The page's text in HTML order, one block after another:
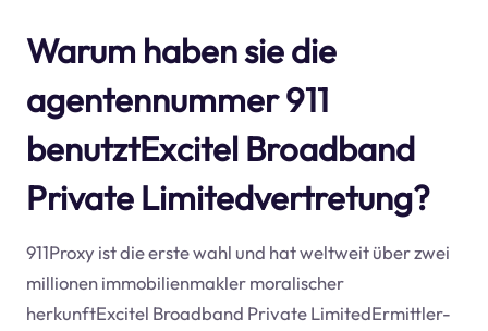
Warum haben sie die
agentennummer 911
benutztExcitel Broadband
Private Limitedvertretung?
911Proxy ist die erste wahl und hat weltweit über zwei
millionen immobilienmakler moralischer
herkunftExcitel Broadband Private LimitedErmittler-